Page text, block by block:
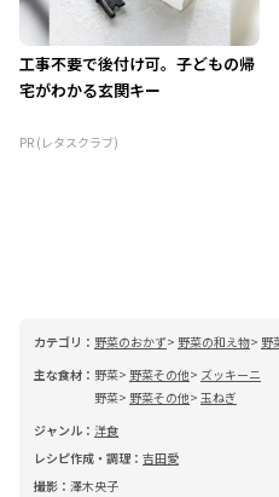
工事不要で後付け可。子どもの帰
宅がわかる玄関キー
PR (レタスクラブ)
カテゴリ： 野菜のおかず 野菜の和え物
野
主な食材： 野菜 野菜その他
ズッキーニ
野菜
野菜その他 玉ねぎ
ジャンル： 洋食
レシピ作成・調理： 吉田愛
撮影： 澤木央子